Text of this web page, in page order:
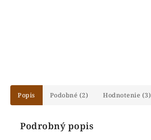
Popis Podobné (2) Hodnotenie (3)
Podrobný popis